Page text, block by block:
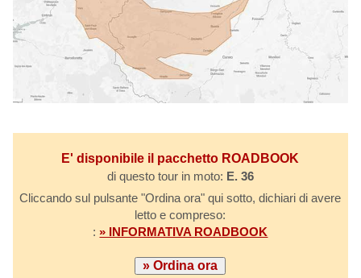
E' disponibile il pacchetto ROADBOOK
di questo tour in moto: E. 36
Cliccando sul pulsante "Ordina ora" qui sotto, dichiari di avere
letto e compreso:
:» INFORMATIVA ROADBOOK